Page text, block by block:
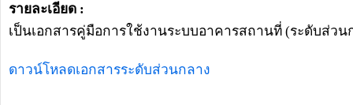
รายละเอียด :
เป็นเอกสารคู่มือการใช้งานระบบอาคารสถานที่ (ระดับส่วน
ดาวน์โหลดเอกสารระดับส่วนกลาง